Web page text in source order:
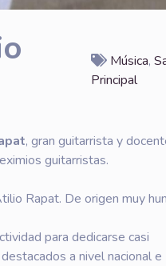
Música,
Principal
, gran guitarrista y
guitarristas.
Rapat. De origen muy
para dedicarse casi
a nivel nacional e